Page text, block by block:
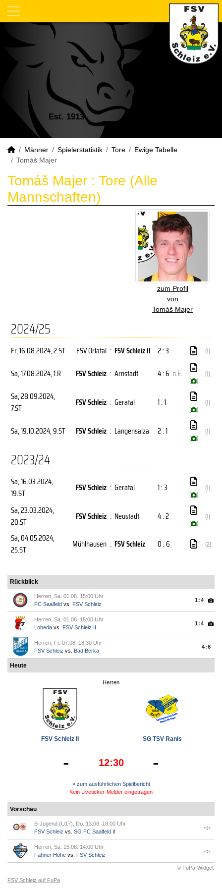
Est. 1913
Männer Spielerstatistik Tore
Ewige Tabelle
Tomáš Majer
Tomáš Majer : Tore (Alle
Mannschaften)
zum Profil
von
Tomáš Majer
2024/25
Fr, 16.08.2024, 2.ST FSV Orlatal : FSV Schleiz II 2 : 3 (1)
Sa, 17.08.2024, 1.R FSV Schleiz : Arnstadt 4 : 6 n.E.
( )
(1)
Sa, 28.09.2024,
7.ST
FSV Schleiz : Geratal 1 : 1
( )
(1)
Sa, 19.10.2024, 9.ST FSV Schleiz : Langensalza 2 : 1
( )
(1)
2023/24
Sa, 16.03.2024,
19.ST
FSV Schleiz : Geratal 1 : 3
( )
(1)
Sa, 23.03.2024,
20.ST
FSV Schleiz : Neustadt 4 : 2
( )
(1)
Sa, 04.05.2024,
25.ST
Mühlhausen : FSV Schleiz 0 : 6 (2)
Rückblick
Herren, Sa. 01.08. 15:00 Uhr
FC Saalfeld vs. FSV Schleiz
1:4
Herren, Sa. 01.08. 15:00 Uhr
Lobeda vs. FSV Schleiz II
1:4
Herren, Fr. 07.08. 18:30 Uhr
FSV Schleiz vs. Bad Berka
4:6
Heute
Herren
FSV Schleiz II SG TSV Ranis
- 12:30 -
» zum ausführlichen Spielbericht
Kein Liveticker-Melder eingetragen
Vorschau
B-Jugend (U17), Do. 13.08. 18:00 Uhr
FSV Schleiz vs. SG FC Saalfeld II
-:-
Herren, Sa. 15.08. 14:00 Uhr
Fahner Höhe vs. FSV Schleiz
-:-
© FuPa-Widget
FSV Schleiz auf FuPa